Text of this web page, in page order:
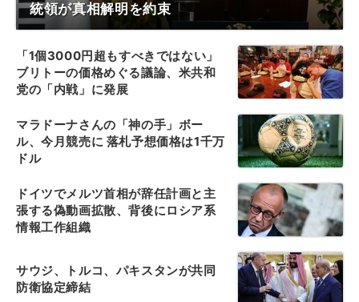
統領が真相解明を約束
「1個3000円超もすべきではない」
ブリトーの価格めぐる議論、米共和
党の「内戦」に発展
マラドーナさんの「神の手」ボー
ル、今月競売に 落札予想価格は1千万
ドル
ドイツでメルツ首相が辞任計画と主
張する偽動画拡散、背後にロシア系
情報工作組織
サウジ、トルコ、パキスタンが共同
防衛協定締結